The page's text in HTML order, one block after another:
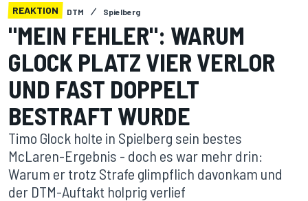
REAKTION DTM Spielberg
"MEIN FEHLER": WARUM
GLOCK PLATZ VIER VERLOR
UND FAST DOPPELT
BESTRAFT WURDE
Timo Glock holte in Spielberg sein bestes
McLaren-Ergebnis - doch es war mehr drin:
Warum er trotz Strafe glimpflich davonkam und
der DTM-Auftakt holprig verlief